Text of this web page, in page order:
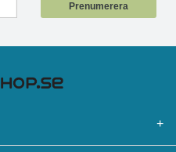
Prenumerera
+